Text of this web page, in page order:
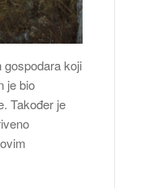
gospodara koji
je bio
Također je